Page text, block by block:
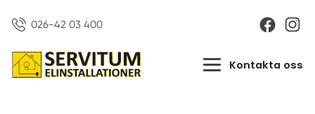
026-42 03 400
Kontakta oss